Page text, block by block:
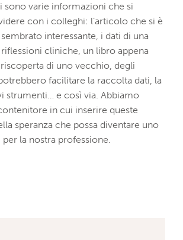
sono varie informazioni che si
con i colleghi: l’articolo che si è
interessante, i dati di una
cliniche, un libro appena
di uno vecchio, degli
facilitare la raccolta dati, la
strumenti… e così via. Abbiamo
in cui inserire queste
speranza che possa diventare uno
la nostra professione.